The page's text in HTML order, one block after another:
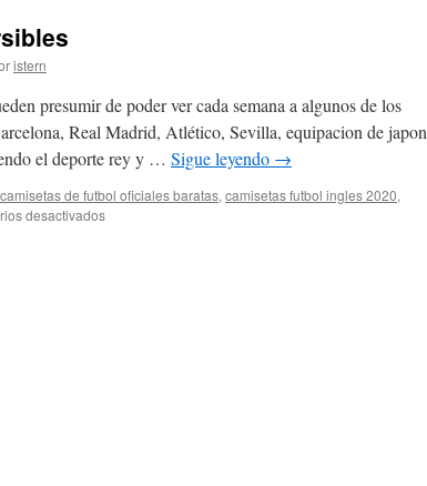
istern
presumir de poder ver cada semana a algunos de los
Real Madrid, Atlético, Sevilla, equipacion de japon
el deporte rey y … Sigue leyendo →
camisetas de futbol oficiales baratas, camisetas futbol ingles 2020,
desactivadosen